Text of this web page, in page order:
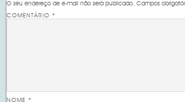
O seu endereço de e-mail não será publicado. Campos
COMENTÁRIO*
NOME*